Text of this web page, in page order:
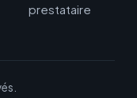
prestataire